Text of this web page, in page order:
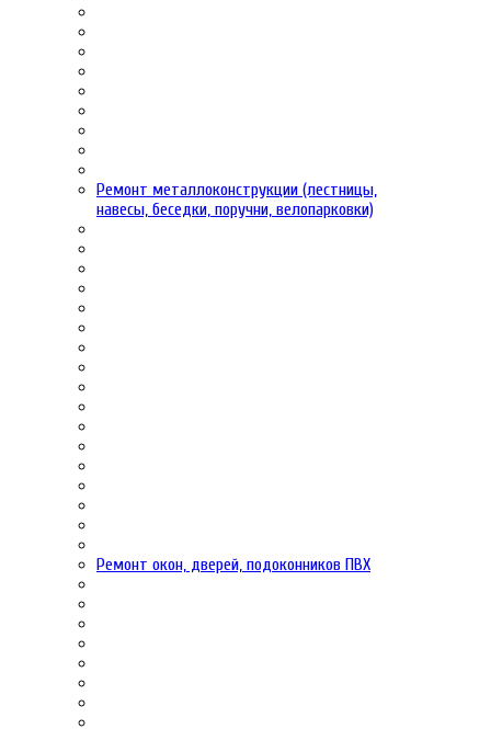
Ремонт металлоконструкции (лестницы,
навесы, беседки, поручни, велопарковки)
Ремонт окон, дверей, подоконников ПВХ